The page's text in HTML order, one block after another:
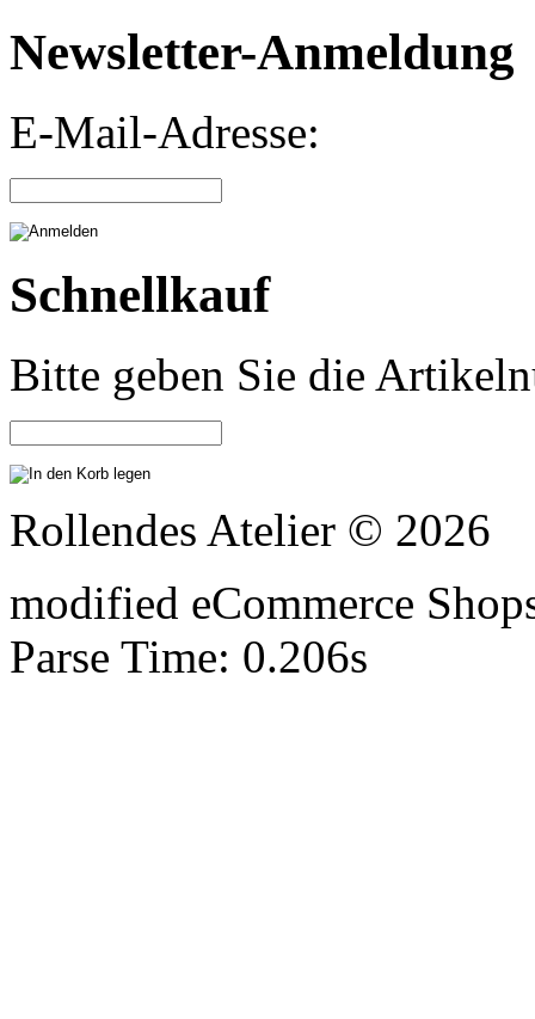
Newsletter-Anmeldung
E-Mail-Adresse:
Schnellkauf
Bitte geben Sie die
Rollendes Atelier © 2026
modified eCommerce
Parse Time: 0.206s